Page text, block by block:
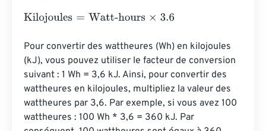
Kilojoules=Watt-hours×3.6
Pour convertir des wattheures (Wh) en kilojoules
(kJ), vous pouvez utiliser le facteur de conversion
suivant : 1 Wh = 3,6 kJ. Ainsi, pour convertir des
wattheures en kilojoules, multipliez la valeur des
wattheures par 3,6. Par exemple, si vous avez 100
wattheures : 100 Wh * 3,6 = 360 kJ. Par